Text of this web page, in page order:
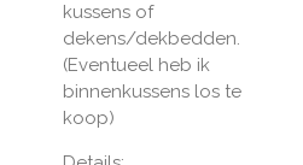
kussens of
dekens/dekbedden.
(Eventueel heb ik
binnenkussens los te
koop)